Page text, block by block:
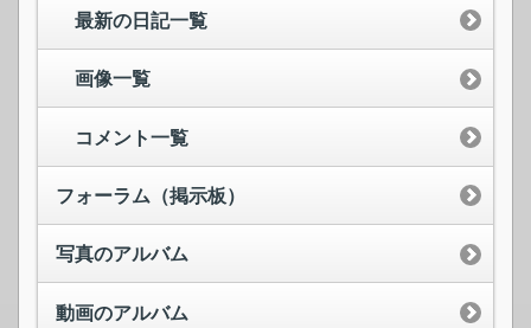
最新の日記一覧
画像一覧
コメント一覧
フォーラム（掲示板）
写真のアルバム
動画のアルバム